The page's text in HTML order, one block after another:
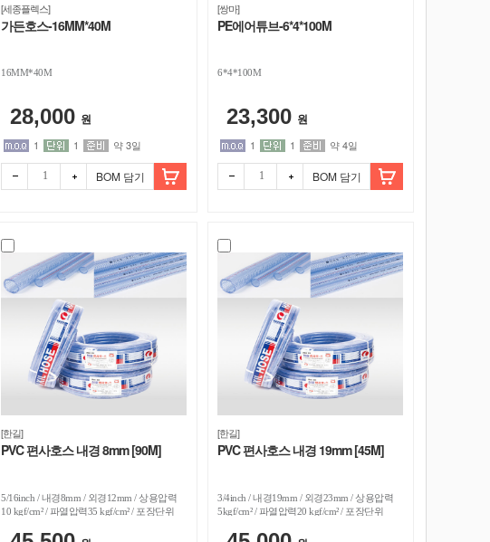
빼기 더하 빼기 더하
[세종플렉스]
가든호스-16MM*40M
16MM*40M
28,000 원
1 1 약 3일
BOM 담기
[쌍마]
PE에어튜브-6*4*100M
6*4*100M
23,300 원
1 1 약 4일
BOM 담기
[한길]
PVC 편사호스 내경 8mm [90M]
5/16inch / 내경8mm / 외경12mm / 상용압력
10 kgf/cm² / 파열압력35 kgf/cm² / 포장단위
[한길]
PVC 편사호스 내경 19mm [45M]
3/4inch / 내경19mm / 외경23mm / 상용압력
5kgf/cm² / 파열압력20 kgf/cm² / 포장단위